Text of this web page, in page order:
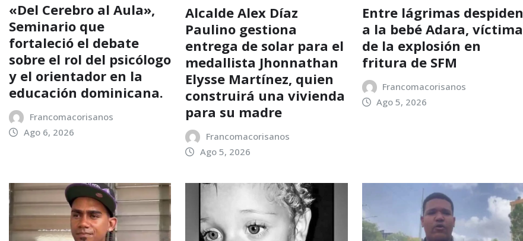
«Del Cerebro al Aula»,
Seminario que
fortaleció el debate
sobre el rol del psicólogo
y el orientador en la
educación dominicana.
Francomacorisanos
Ago 6, 2026
Alcalde Alex Díaz
Paulino gestiona
entrega de solar para el
medallista Jhonnathan
Elysse Martínez, quien
construirá una vivienda
para su madre
Francomacorisanos
Ago 5, 2026
Entre lágrimas despiden
a la bebé Adara, víctima
de la explosión en
fritura de SFM
Francomacorisanos
Ago 5, 2026